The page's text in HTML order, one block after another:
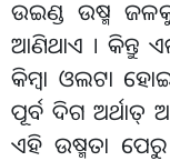
ଉଇଣ୍ଡ ଉଷ୍ମ
ଆଣିଥାଏ । କିନ୍ତୁ
କିମ୍ବା ଓଲଟା
ପୂର୍ବ ଦିଗ
ଏହି ଉଷ୍ମତା